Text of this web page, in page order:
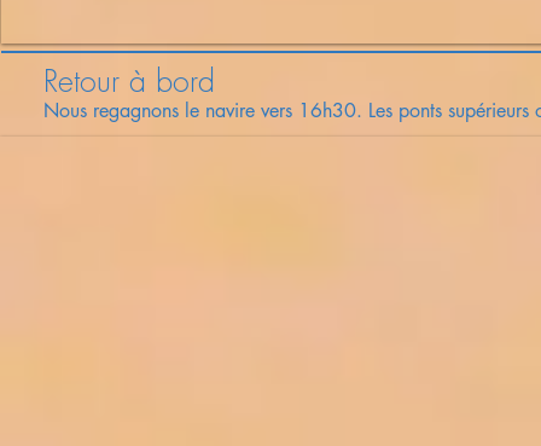
Retour à bord
Nous regagnons le navire vers 16h30. Les ponts